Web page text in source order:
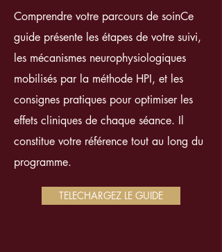
Comprendre votre parcours de soinCe
guide présente les étapes de votre suivi,
les mécanismes neurophysiologiques
mobilisés par la méthode HPI, et les
consignes pratiques pour optimiser les
effets cliniques de chaque séance. Il
constitue votre référence tout au long du
programme.
TELECHARGEZ LE GUIDE